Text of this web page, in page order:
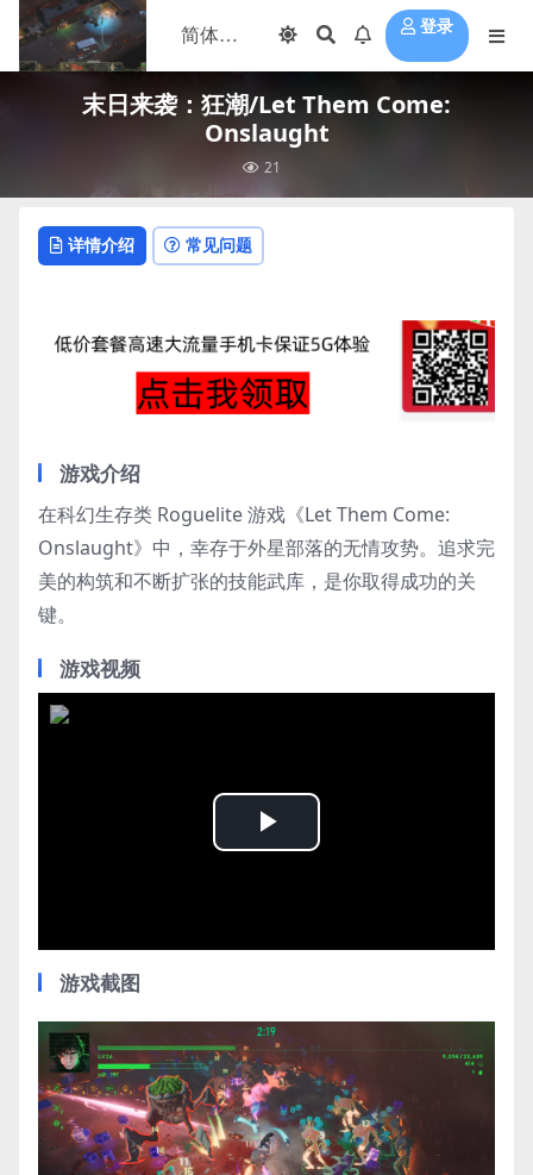
登录
末日来袭：狂潮/Let Them Come:
Onslaught
21
详情介绍 常见问题
游戏介绍
在科幻生存类 Roguelite 游戏《Let Them Come:
Onslaught》中，幸存于外星部落的无情攻势。追求完
美的构筑和不断扩张的技能武库，是你取得成功的关
键。
游戏视频
Play
游戏截图